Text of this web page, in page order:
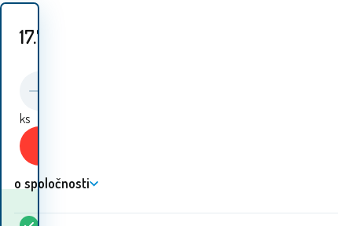
17.70
ks
Kedy dostanem
o spoločnosti